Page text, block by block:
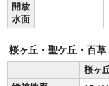
開放
水面
桜ヶ丘・聖ケ丘・百
桜ヶ